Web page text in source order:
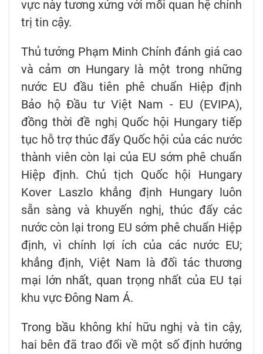
vực này tương xứng với mối quan hệ chính
trị tin cậy.
Thủ tướng Phạm Minh Chính đánh giá cao
và cảm ơn Hungary là một trong những
nước EU đầu tiên phê chuẩn Hiệp định
Bảo hộ Đầu tư Việt Nam - EU (EVIPA),
đồng thời đề nghị Quốc hội Hungary tiếp
tục hỗ trợ thúc đẩy Quốc hội của các nước
thành viên còn lại của EU sớm phê chuẩn
Hiệp định. Chủ tịch Quốc hội Hungary
Kover Laszlo khẳng định Hungary luôn
sẵn sàng và khuyến nghị, thúc đẩy các
nước còn lại trong EU sớm phê chuẩn Hiệp
định, vì chính lợi ích của các nước EU;
khẳng định, Việt Nam là đối tác thương
mại lớn nhất, quan trọng nhất của EU tại
khu vực Đông Nam Á.
Trong bầu không khí hữu nghị và tin cậy,
hai bên đã trao đổi về một số định hướng